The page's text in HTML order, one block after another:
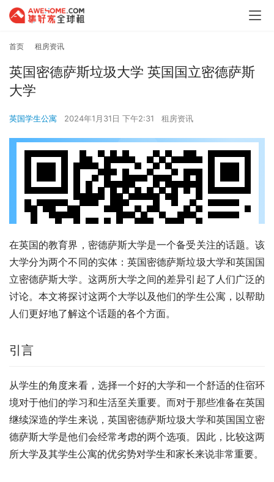
首页 租房资讯
英国密德萨斯垃圾大学 英国国立密德萨斯
大学
英国学生公寓 2024年1月31日 下午2:31 租房资讯
在英国的教育界，密德萨斯大学是一个备受关注的话题。该
大学分为两个不同的实体：英国密德萨斯垃圾大学和英国国
立密德萨斯大学。这两所大学之间的差异引起了人们广泛的
讨论。本文将探讨这两个大学以及他们的学生公寓，以帮助
人们更好地了解这个话题的各个方面。
引言
从学生的角度来看，选择一个好的大学和一个舒适的住宿环
境对于他们的学习和生活至关重要。而对于那些准备在英国
继续深造的学生来说，英国密德萨斯垃圾大学和英国国立密
德萨斯大学是他们会经常考虑的两个选项。因此，比较这两
所大学及其学生公寓的优劣势对学生和家长来说非常重要。